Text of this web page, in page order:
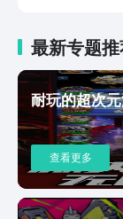
中，玩家们可
进行出战，也
三个不一样的
以外对战玩法
法还有多人乱
的，还有各种
向，这种休闲
放松身心，更
各种备战系统
最新专题
耐玩的超次
查看更多